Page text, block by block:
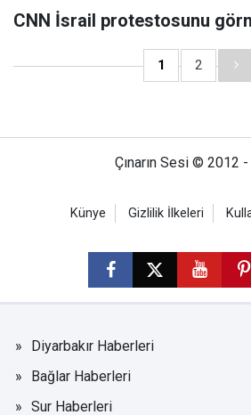
CNN İsrail protestosunu
1 2
Çınarın Sesi © 2012
Künye Gizlilik İlkeleri
Diyarbakır Haberleri
Bağlar Haberleri
Sur Haberleri